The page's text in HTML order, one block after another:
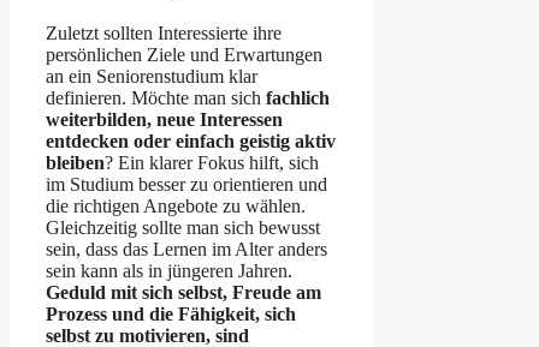
Zuletzt sollten Interessierte ihre
persönlichen Ziele und Erwartungen
an ein Seniorenstudium klar
definieren. Möchte man sich fachlich
weiterbilden, neue Interessen
entdecken oder einfach geistig aktiv
bleiben? Ein klarer Fokus hilft, sich
im Studium besser zu orientieren und
die richtigen Angebote zu wählen.
Gleichzeitig sollte man sich bewusst
sein, dass das Lernen im Alter anders
sein kann als in jüngeren Jahren.
Geduld mit sich selbst, Freude am
Prozess und die Fähigkeit, sich
selbst zu motivieren, sind